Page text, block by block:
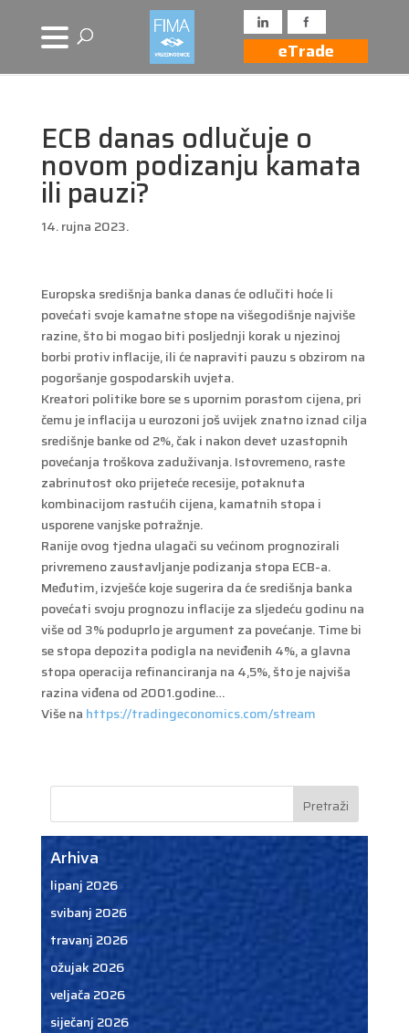
eTrade
ECB danas odlučuje o
novom podizanju kamata
ili pauzi?
14. rujna 2023.
Europska središnja banka danas će odlučiti hoće li
povećati svoje kamatne stope na višegodišnje najviše
razine, što bi mogao biti posljednji korak u njezinoj
borbi protiv inflacije, ili će napraviti pauzu s obzirom na
pogoršanje gospodarskih uvjeta.
Kreatori politike bore se s upornim porastom cijena, pri
čemu je inflacija u eurozoni još uvijek znatno iznad cilja
središnje banke od 2%, čak i nakon devet uzastopnih
povećanja troškova zaduživanja. Istovremeno, raste
zabrinutost oko prijeteće recesije, potaknuta
kombinacijom rastućih cijena, kamatnih stopa i
usporene vanjske potražnje.
Ranije ovog tjedna ulagači su većinom prognozirali
privremeno zaustavljanje podizanja stopa ECB-a.
Međutim, izvješće koje sugerira da će središnja banka
povećati svoju prognozu inflacije za sljedeću godinu na
više od 3% poduprlo je argument za povećanje. Time bi
se stopa depozita podigla na neviđenih 4%, a glavna
stopa operacija refinanciranja na 4,5%, što je najviša
razina viđena od 2001.godine…
Više na https://tradingeconomics.com/stream
Arhiva
lipanj 2026
svibanj 2026
travanj 2026
ožujak 2026
veljača 2026
siječanj 2026